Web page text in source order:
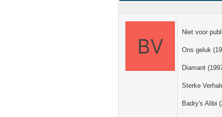
Niet voor
Ons geluk
Diamant
Sterke
Badry's Alibi